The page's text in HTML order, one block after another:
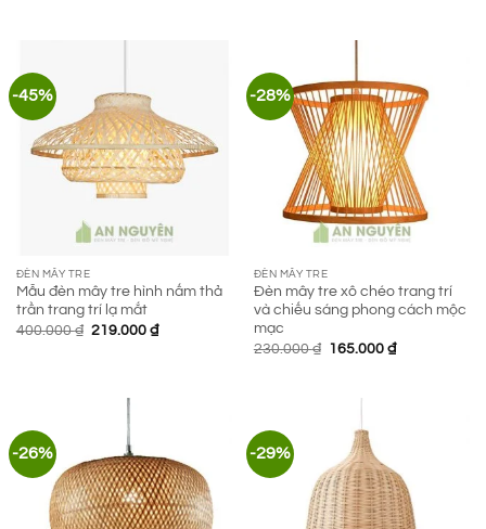
-45%
ĐÈN MÂY TRE
Mẫu đèn mây tre hình nấm thả
trần trang trí lạ mắt
400.000₫ Giá
219.000 ₫Giá
-28%
ĐÈN MÂY TRE
Đèn mây tre xô chéo trang trí
và chiếu sáng phong cách mộc
mạc
230.000₫ Giá
165.000 ₫Giá
-26% -29%